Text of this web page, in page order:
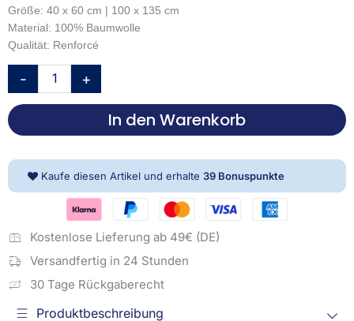
Größe: 40 x 60 cm | 100 x 135 cm
Material: 100% Baumwolle
Qualität: Renforcé
-
TAILOR
Babybettwäsche
-
Stripes
Multi
Color
+
In den Warenkorb
Kaufe diesen Artikel und erhalte 39 Bonuspunkte
Kostenlose Lieferung ab 49€ (DE)
Versandfertig in 24 Stunden
30 Tage Rückgaberecht
Produktbeschreibung